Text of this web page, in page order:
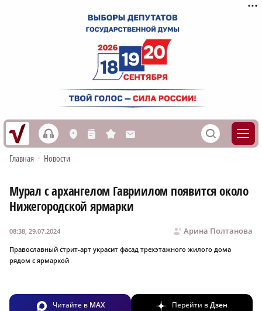
h L n s M S
Главная • Новости
Мурал с архангелом Гавриилом появится около
Нижегородской ярмарки
Арина Полтанова
08:38, 29.07.2024
Православный стрит-арт украсит фасад трехэтажного жилого дома
рядом с ярмаркой
Читайте в MAX Перейти вДзен